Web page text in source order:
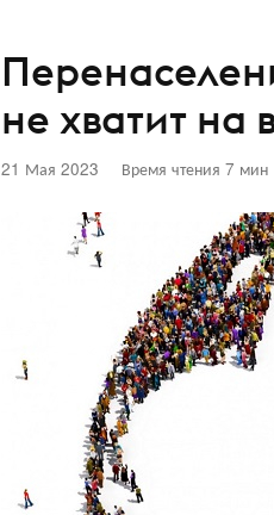
не хватит на
21 Мая 2023 Время чтения 7 мин